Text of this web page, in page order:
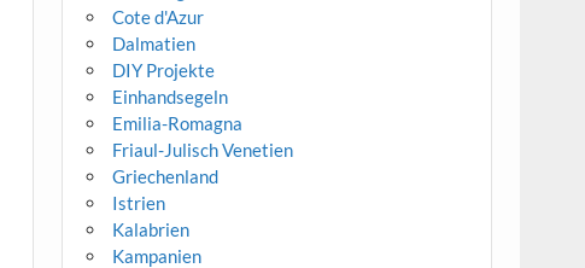
Cote d'Azur
Dalmatien
DIY Projekte
Einhandsegeln
Emilia-Romagna
Friaul-Julisch Venetien
Griechenland
Istrien
Kalabrien
Kampanien